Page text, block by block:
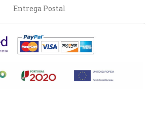
Entrega Postal